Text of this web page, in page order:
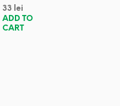
33
lei
ADD TO
CART